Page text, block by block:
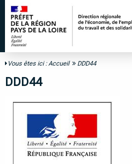
Vous êtes ici :Accueil DDD44
DDD44